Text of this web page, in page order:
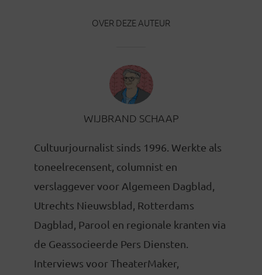
OVER DEZE AUTEUR
WIJBRAND SCHAAP
Cultuurjournalist sinds 1996. Werkte als
toneelrecensent, columnist en
verslaggever voor Algemeen Dagblad,
Utrechts Nieuwsblad, Rotterdams
Dagblad, Parool en regionale kranten via
de Geassocieerde Pers Diensten.
Interviews voor TheaterMaker,